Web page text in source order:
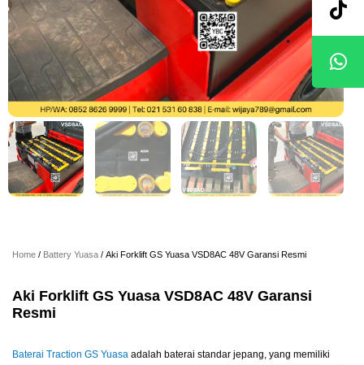
Home / Battery Yuasa / Aki Forklift GS Yuasa VSD8AC 48V Garansi Resmi
Aki Forklift GS Yuasa VSD8AC 48V Garansi
Resmi
Baterai Traction GS Yuasa adalah baterai standar jepang, yang memiliki